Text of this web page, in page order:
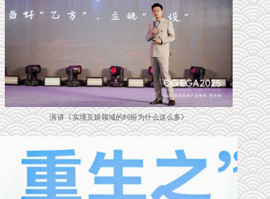
演讲《实境互娱领域的纠纷为什么这么多》